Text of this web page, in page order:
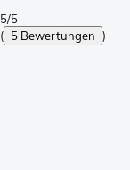
5/5
( 5 Bewertungen )